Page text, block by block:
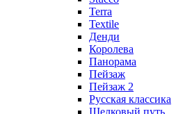
Terra
Textile
Денди
Королева
Панорама
Пейзаж
Пейзаж 2
Русская классика
Шелковый путь